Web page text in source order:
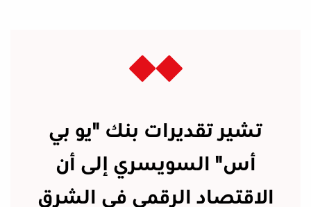
تشير تقديرات بنك "يو بي
أس" السويسري إلى أن
الاقتصاد الرقمي في الشرق